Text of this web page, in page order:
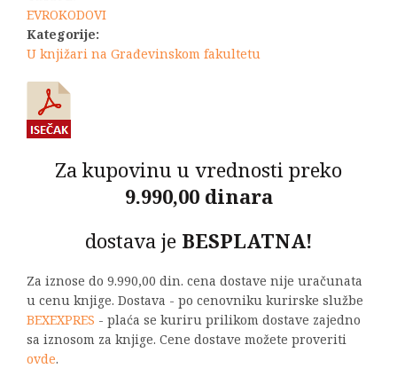
EVROKODOVI
Kategorije:
U knjižari na Građevinskom fakultetu
Za kupovinu u vrednosti preko
9.990,00 dinara
dostava je BESPLATNA!
Za iznose do 9.990,00 din. cena dostave nije uračunata
u cenu knjige. Dostava - po cenovniku kurirske službe
BEXEXPRES - plaća se kuriru prilikom dostave zajedno
sa iznosom za knjige. Cene dostave možete proveriti
ovde.